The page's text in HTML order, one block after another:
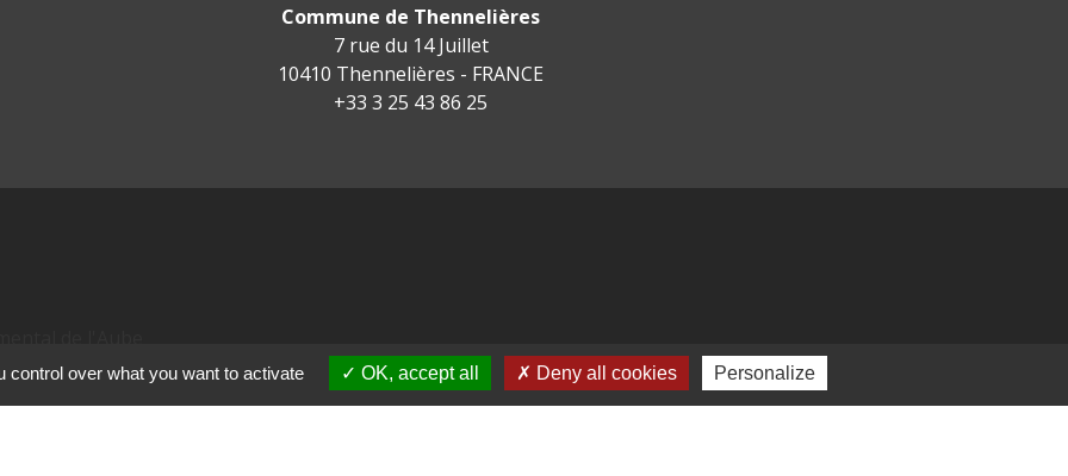
Commune de Thennelières
7 rue du 14 Juillet
10410 Thennelières - FRANCE
+33 3 25 43 86 25
Métropole
over what you want to activate OK, accept all Deny all cookies Personalize